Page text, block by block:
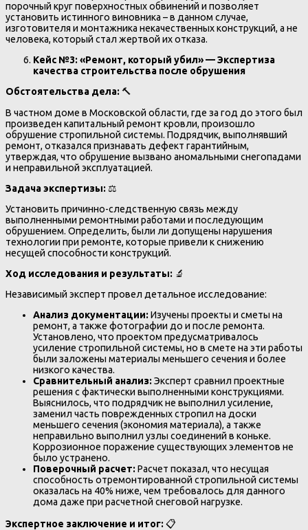
порочный круг поверхностных обвинений и позволяет
установить истинного виновника – в данном случае,
изготовителя и монтажника некачественных конструкций, а не
человека, который стал жертвой их отказа.
Кейс №3: «Ремонт, который убил» — Экспертиза
качества строительства после обрушения
Обстоятельства дела:🔨
В частном доме в Московской области, где за год до этого был
произведен капитальный ремонт кровли, произошло
обрушение стропильной системы. Подрядчик, выполнявший
ремонт, отказался признавать дефект гарантийным,
утверждая, что обрушение вызвано аномальными снегопадами
и неправильной эксплуатацией.
Задача экспертизы:⚖️
Установить причинно-следственную связь между
выполненными ремонтными работами и последующим
обрушением. Определить, были ли допущены нарушения
технологии при ремонте, которые привели к снижению
несущей способности конструкций.
Ход исследования и результаты: 🔬
Независимый эксперт провел детальное исследование:
Анализ документации:Изучены проекты и сметы на
ремонт, а также фотографии до и после ремонта.
Установлено, что проектом предусматривалось
усиление стропильной системы, но в смете на эти работы
были заложены материалы меньшего сечения и более
низкого качества.
Сравнительный анализ:Эксперт сравнил проектные
решения с фактически выполненными конструкциями.
Выяснилось, что подрядчик не выполнил усиление,
заменил часть поврежденных стропил на доски
меньшего сечения (экономия материала), а также
неправильно выполнил узлы соединений в коньке.
Коррозионное поражение существующих элементов не
было устранено.
Поверочный расчет:Расчет показал, что несущая
способность отремонтированной стропильной системы
оказалась на 40% ниже, чем требовалось для данного
дома даже при расчетной снеговой нагрузке.
Экспертное заключение и итог:📋